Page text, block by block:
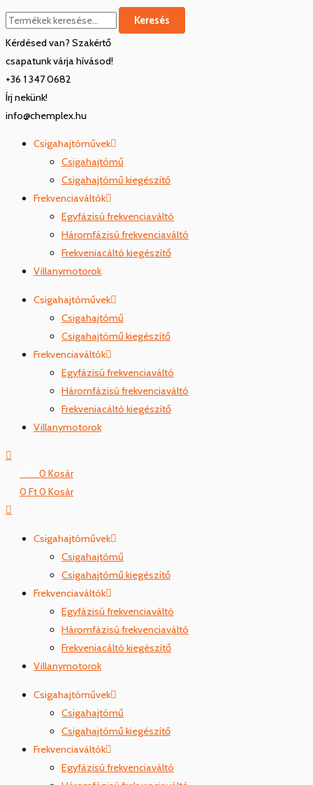
Keresés
Kérdésed van? Szakértő
csapatunk várja hívásod!
+36 1 347 0682
Írj nekünk!
info@chemplex.hu
Csigahajtóművek
Csigahajtómű
Csigahajtómű kiegészítő
Frekvenciaváltók
Egyfázisú frekvenciaváltó
Háromfázisú frekvenciaváltó
Frekveniacáltó kiegészítő
Villanymotorok
Csigahajtóművek
Csigahajtómű
Csigahajtómű kiegészítő
Frekvenciaváltók
Egyfázisú frekvenciaváltó
Háromfázisú frekvenciaváltó
Frekveniacáltó kiegészítő
Villanymotorok
0 Kosár
0 Ft0 Kosár
Csigahajtóművek
Csigahajtómű
Csigahajtómű kiegészítő
Frekvenciaváltók
Egyfázisú frekvenciaváltó
Háromfázisú frekvenciaváltó
Frekveniacáltó kiegészítő
Villanymotorok
Csigahajtóművek
Csigahajtómű
Csigahajtómű kiegészítő
Frekvenciaváltók
Egyfázisú frekvenciaváltó